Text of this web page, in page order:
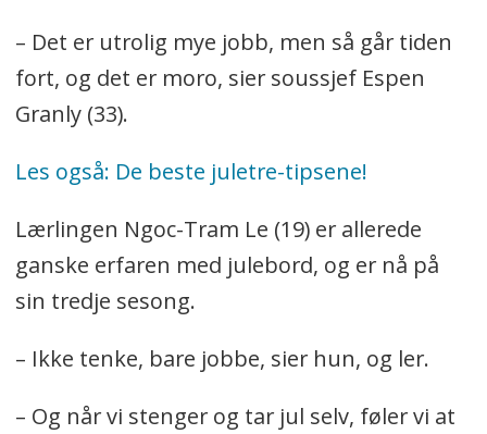
– Det er utrolig mye jobb, men så går tiden
fort, og det er moro, sier soussjef Espen
Granly (33).
Les også: De beste juletre-tipsene!
Lærlingen Ngoc-Tram Le (19) er allerede
ganske erfaren med julebord, og er nå på
sin tredje sesong.
– Ikke tenke, bare jobbe, sier hun, og ler.
– Og når vi stenger og tar jul selv, føler vi at